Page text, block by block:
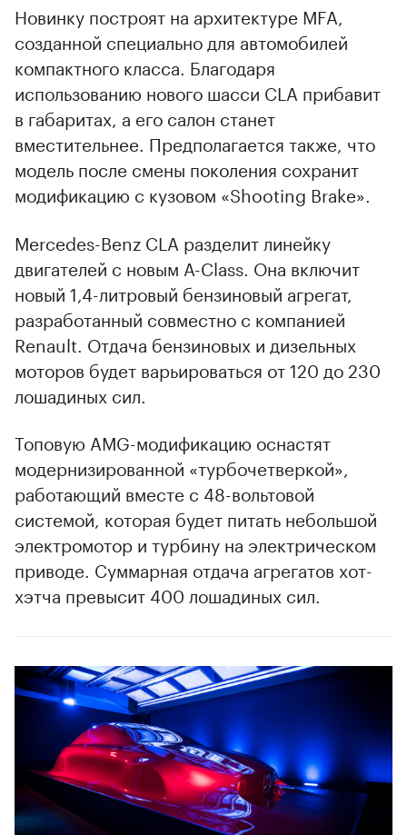
Новинку построят на архитектуре MFA,
созданной специально для автомобилей
компактного класса. Благодаря
использованию нового шасси CLA прибавит
в габаритах, а его салон станет
вместительнее. Предполагается также, что
модель после смены поколения сохранит
модификацию с кузовом «Shooting Brake».
Mercedes-Benz CLA разделит линейку
двигателей с новым A-Class. Она включит
новый 1,4-литровый бензиновый агрегат,
разработанный совместно с компанией
Renault. Отдача бензиновых и дизельных
моторов будет варьироваться от 120 до 230
лошадиных сил.
Топовую AMG-модификацию оснастят
модернизированной «турбочетверкой»,
работающий вместе с 48-вольтовой
системой, которая будет питать небольшой
электромотор и турбину на электрическом
приводе. Суммарная отдача агрегатов хот-
хэтча превысит 400 лошадиных сил.